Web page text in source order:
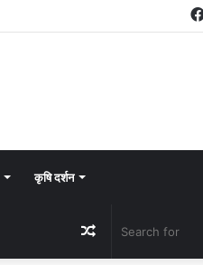
कृषि दर्शन
Random